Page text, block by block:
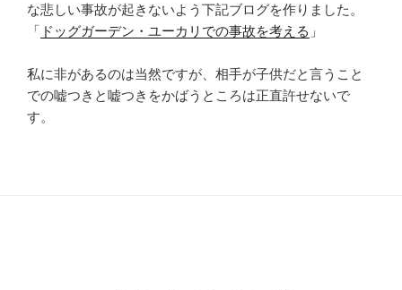
な悲しい事故が起きないよう下記ブログを作りました。
「 ドッグガーデン・ユーカリでの事故を考える 」
私に非があるのは当然ですが、相手が子供だと言うこと
での嘘つきと嘘つきをかばうところは正直許せないで
す。